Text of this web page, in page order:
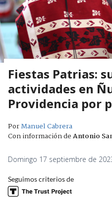
Fiestas Patrias:
actividades en
Providencia por
PorManuel Cabrera
Con información deAntonio
Domingo 17 septiembre de
Seguimos criterios de